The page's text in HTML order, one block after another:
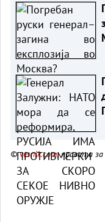
©vesnik.com, правата